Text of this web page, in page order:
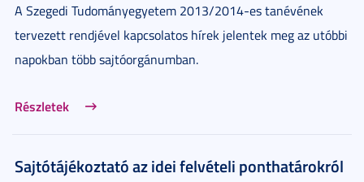
A Szegedi Tudományegyetem 2013/2014-es tanévének
tervezett rendjével kapcsolatos hírek jelentek meg az utóbbi
napokban több sajtóorgánumban.
Részletek
Sajtótájékoztató az idei felvételi ponthatárokról